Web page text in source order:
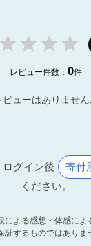
レビュー件数：0件
ビューはありません
グイン後 寄付
ください。
よる感想・体感によ
証するものではありま